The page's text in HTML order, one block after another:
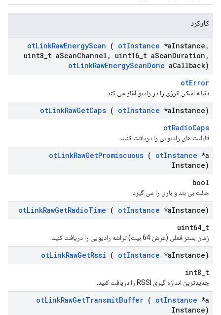
کارکرد
otLinkRawEnergyScan ( otInstance *aInstance ,
uint8 t aScanChannel , uint16 t aScanDuration ,
otLinkRawEnergyScanDone aCallback)
otError
دنباله اسکن انرژی را در رادیو آغاز می کند.
otLinkRawGetCaps ( otInstance *aInstance)
otRadioCaps
قابلیت های رادیویی را دریافت کنید.
otLinkRawGetPromiscuous ( otInstance *a
Instance)
bool
حالت بی بند و باری را می گیرد.
otLinkRawGetRadioTime ( otInstance *aInstance)
uint64_t
زمان بستر فعلی (عرض 64 بیت) تراشه رادیویی را دریافت کنید.
otLinkRawGetRssi ( otInstance *aInstance)
int8_t
جدیدترین اندازه گیری RSSI را دریافت کنید.
otLinkRawGetTransmitBuffer ( otInstance *a
Instance)